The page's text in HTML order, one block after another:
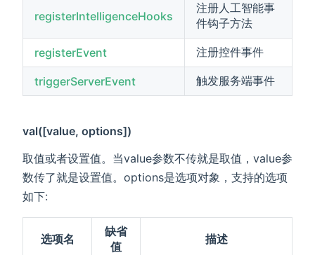
registerIntelligenceHooks
注册人工智能事
件钩子方法
registerEvent 注册控件事件
triggerServerEvent 触发服务端事件
val([value, options])
取值或者设置值。当value参数不传就是取值，value参
数传了就是设置值。options是选项对象，支持的选项
如下:
选项名
缺省
值
描述